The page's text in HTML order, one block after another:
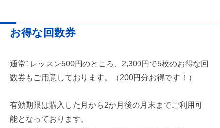
お得な回数券
通常1レッスン500円のところ、2,300円で5枚のお得な回
数券もご用意しております。（200円分お得です！）
有効期限は購入した月から2か月後の月末までご利用可
能となっております。